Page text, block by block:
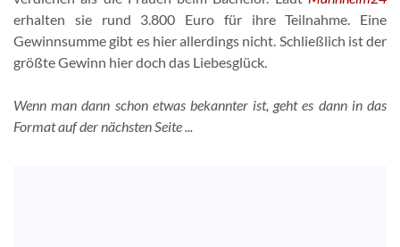
erhalten sie rund 3.800 Euro für ihre Teilnahme. Eine
Gewinnsumme gibt es hier allerdings nicht. Schließlich ist der
größte Gewinn hier doch das Liebesglück.
Wenn man dann schon etwas bekannter ist, geht es dann in das
Format auf der nächsten Seite ...